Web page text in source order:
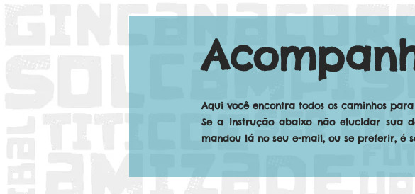
Aqui você encontra todos os caminhos
Se a instrução abaixo não elucidar sua
mandou lá no seu e-mail, ou se preferir, é